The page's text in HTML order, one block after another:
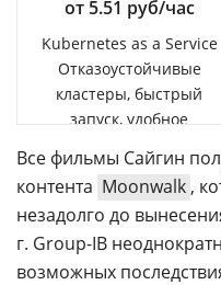
от 5.51 руб/час
Kubernetes as a Service
Отказоустойчивые
кластеры, быстрый
запуск, удобное
Все фильмы Сайгин
контента Moonwalk ,
незадолго до
г. Group-IB
возможных